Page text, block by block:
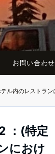
お問い合わせ
：(特定
におけ